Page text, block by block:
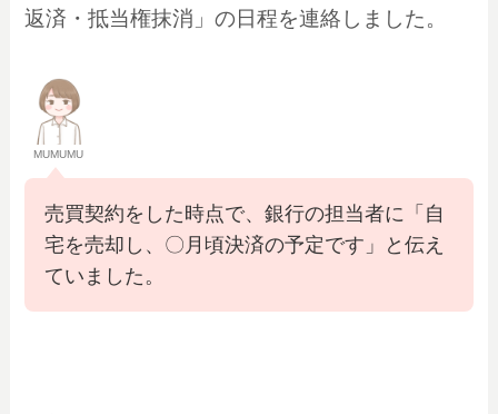
返済・抵当権抹消」の日程を連絡しました。
MUMUMU
売買契約をした時点で、銀行の担当者に「自
宅を売却し、〇月頃決済の予定です」と伝え
ていました。